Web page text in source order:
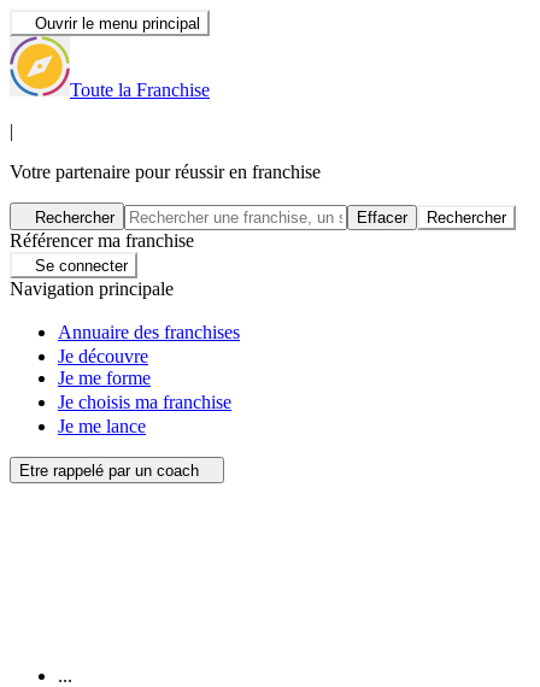
Ouvrir le menu principal
Toute la Franchise
|
Votre partenaire pour réussir en franchise
Rechercher Effacer Rechercher
Référencer ma franchise
Se connecter
Navigation principale
Annuaire des franchises
Je découvre
Je me forme
Je choisis ma franchise
Je me lance
Etre rappelé par un coach
...